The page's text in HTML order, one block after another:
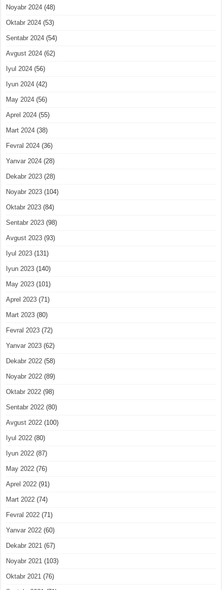
Noyabr 2024 (48)
Oktabr 2024 (53)
Sentabr 2024 (54)
Avgust 2024 (62)
Iyul 2024 (56)
Iyun 2024 (42)
May 2024 (56)
Aprel 2024 (55)
Mart 2024 (38)
Fevral 2024 (36)
Yanvar 2024 (28)
Dekabr 2023 (28)
Noyabr 2023 (104)
Oktabr 2023 (84)
Sentabr 2023 (98)
Avgust 2023 (93)
Iyul 2023 (131)
Iyun 2023 (140)
May 2023 (101)
Aprel 2023 (71)
Mart 2023 (80)
Fevral 2023 (72)
Yanvar 2023 (62)
Dekabr 2022 (58)
Noyabr 2022 (89)
Oktabr 2022 (98)
Sentabr 2022 (80)
Avgust 2022 (100)
Iyul 2022 (80)
Iyun 2022 (87)
May 2022 (76)
Aprel 2022 (91)
Mart 2022 (74)
Fevral 2022 (71)
Yanvar 2022 (60)
Dekabr 2021 (67)
Noyabr 2021 (103)
Oktabr 2021 (76)